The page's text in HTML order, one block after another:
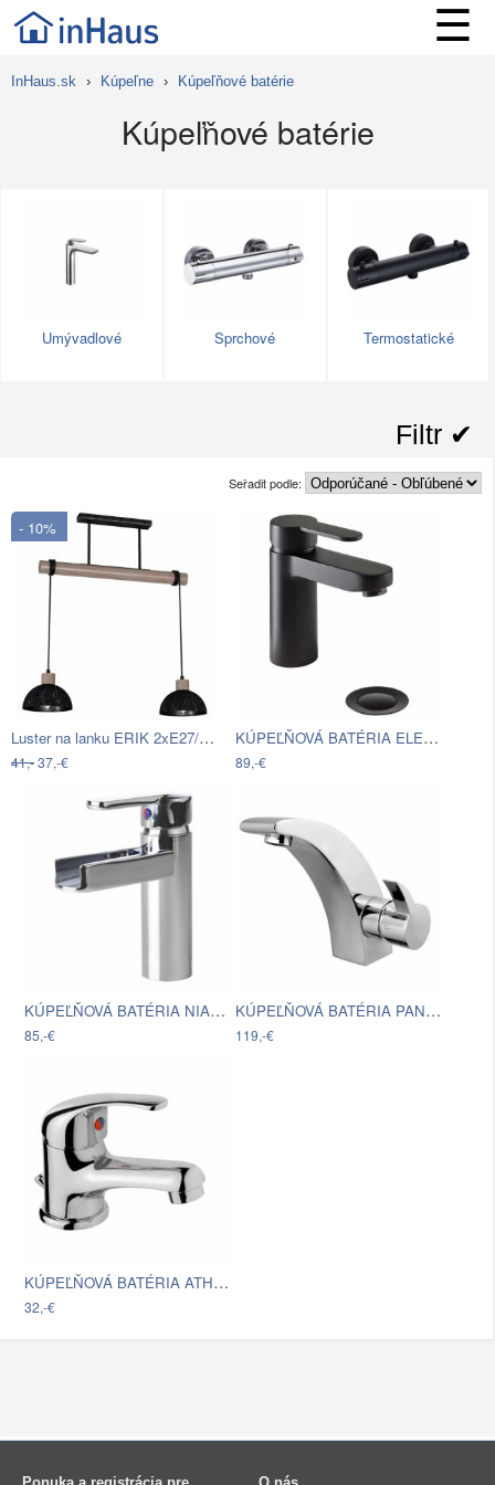
☰
InHaus.sk › Kúpeľne › Kúpeľňové batérie
Kúpeľňové batérie
Umývadlové Sprchové Termostatické
Filtr ✔︎
Seřadit podle:
- 10%
Luster na lanku ERIK 2xE27/60W/230V…
41,-37,-€
KÚPEĽŇOVÁ BATÉRIA ELEPHANT
89,-€
KÚPEĽŇOVÁ BATÉRIA NIAGARA
85,-€
KÚPEĽŇOVÁ BATÉRIA PANAMA
119,-€
KÚPEĽŇOVÁ BATÉRIA ATHOS PLUS -SB-
32,-€